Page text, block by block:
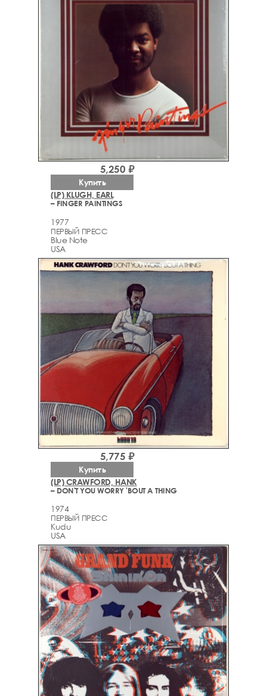
(LP) KLUGH, EARL
– FINGER PAINTINGS
1977
ПЕРВЫЙ ПРЕСС
Blue Note
USA
5,250 ₽
Купить
(LP) CRAWFORD, HANK
– DON'T YOU WORRY 'BOUT A THING
1974
ПЕРВЫЙ ПРЕСС
Kudu
USA
5,775 ₽
Купить